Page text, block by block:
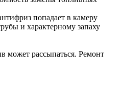
попадает в камеру
и характерному запаху
может рассыпаться. Ремонт